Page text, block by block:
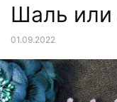
Шаль или
01.09.2022